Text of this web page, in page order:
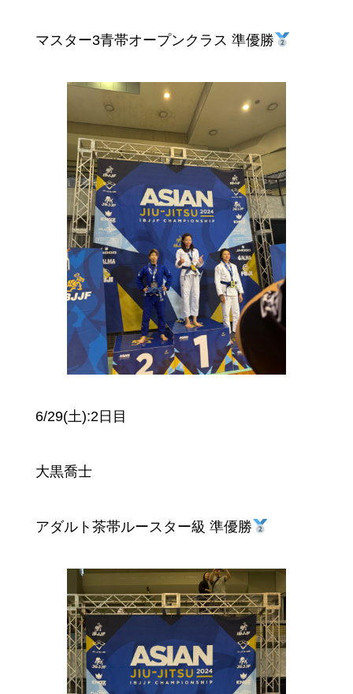
マスター3青帯オープンクラス 準優勝
6/29(土):2日目
大黒喬士
アダルト茶帯ルースター級 準優勝